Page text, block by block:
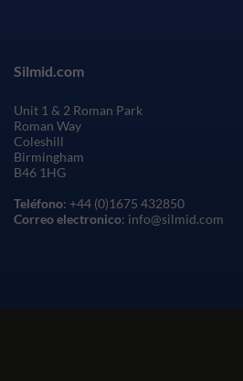
Silmid.com
Unit 1 & 2 Roman Park
Roman Way
Coleshill
Birmingham
B46 1HG
Teléfono: +44 (0)1675 432850
Correo electronico: info@silmid.com